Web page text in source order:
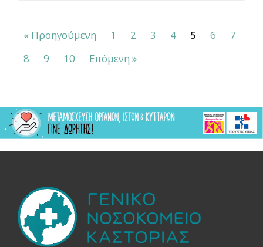
« Προηγούμενη 1 2 3 4 5 6
7
8
9 10 Επόμενη »